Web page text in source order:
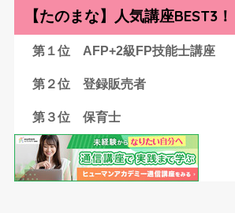
【たのまな】人気講座BEST3！
第１位 AFP+2級FP技能士講座
第２位 登録販売者
第３位 保育士